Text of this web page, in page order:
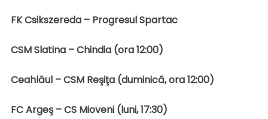
FK Csikszereda – Progresul Spartac
CSM Slatina – Chindia (ora 12:00)
Ceahlăul – CSM Reşiţa (duminică, ora 12:00)
FC Argeş – CS Mioveni (luni, 17:30)